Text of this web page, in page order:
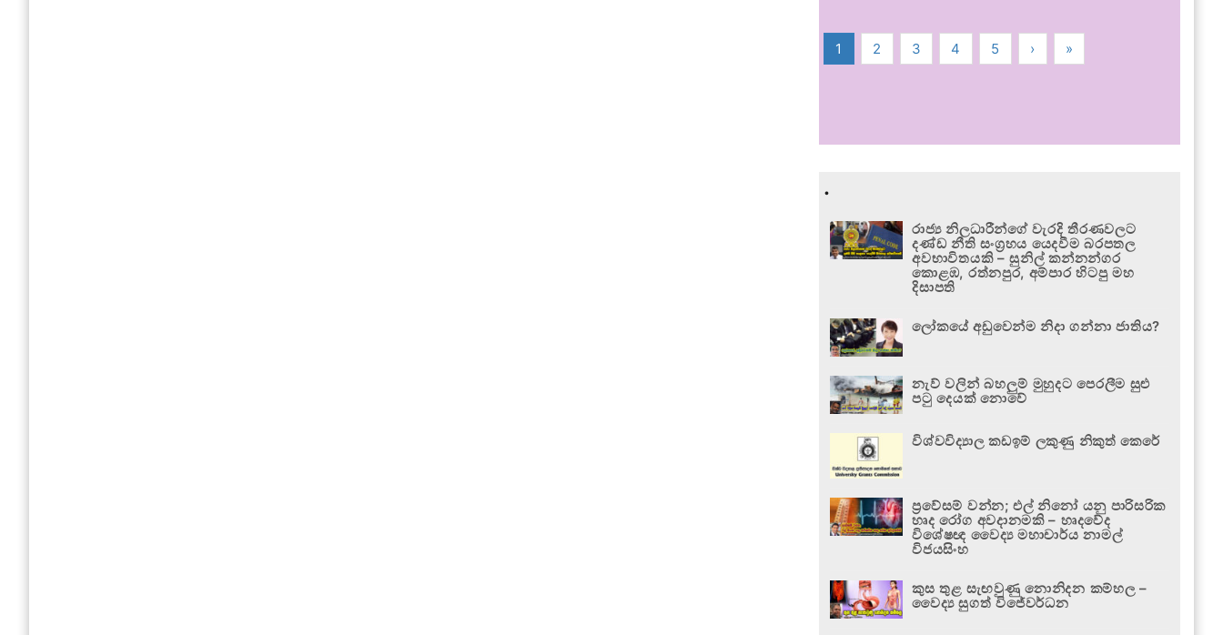
1 2 3 4 5 › »
.
රාජ්‍ය නිලධාරීන්ගේ වැරදි තීරණවලට
දණ්ඩ නීති සංග්‍රහය යෙදවීම බරපතල
අවභාවිතයකි – සුනිල් කන්නන්ගර
කොළඹ, රත්නපුර, අම්පාර හිටපු මහ
දිසාපති
ලෝකයේ අඩුවෙන්ම නිදා ගන්නා ජාතිය?
නැව් වලින් බහලුම් මුහුදට පෙරලීම සුළු
පටු දෙයක් නොවේ
විශ්වවිද්‍යාල කඩඉම් ලකුණු නිකුත් කෙරේ
ප්‍රවේසම් වන්න; එල් නිනෝ යනු පාරිසරික
හෘද රෝග අවදානමකි – හෘදවේද
විශේෂඥ වෛද්‍ය මහාචාර්ය නාමල්
විජයසිංහ
කුස තුළ සැඟවුණු නොනිදන කම්හල –
වෛද්‍ය සුගත් විජේවර්ධන